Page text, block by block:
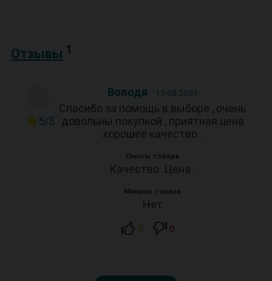
Отзывы 1
5/5
Володя 13.08.2021
Спасибо за помощь в выборе , очень
довольны покупкой , приятная цена
хорошее качество .
Плюсы товара
Качество .Цена .
Минусы товара
Нет
0 0